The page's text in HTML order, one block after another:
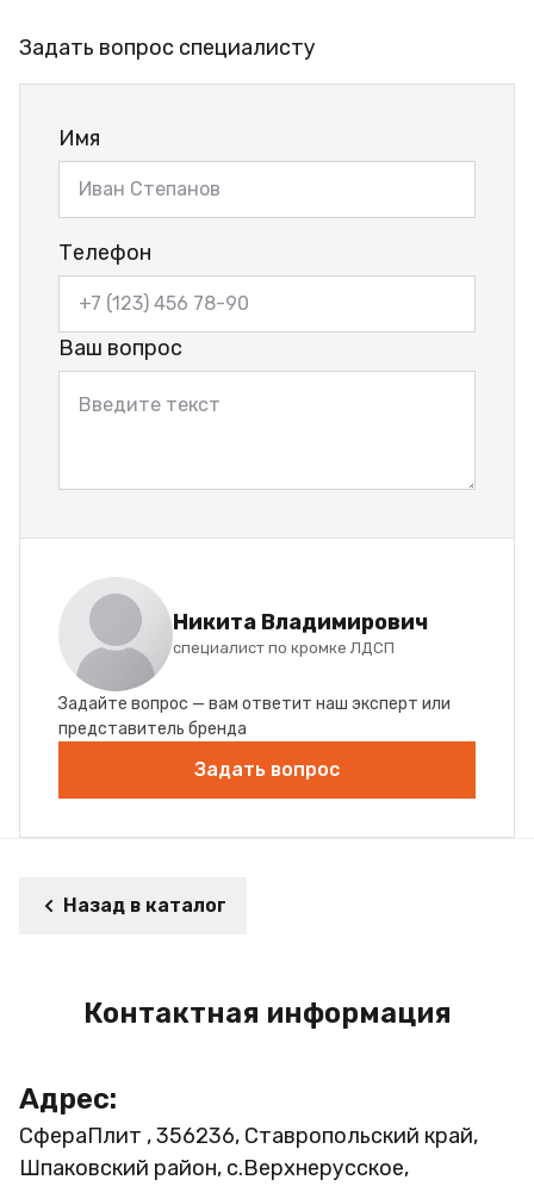
Задать вопрос специалисту
Имя
Телефон
Ваш вопрос
Никита Владимирович
специалист по кромке ЛДСП
Задайте вопрос — вам ответит наш эксперт или
представитель бренда
Задать вопрос
Назад в каталог
Контактная информация
Адрес:
СфераПлит , 356236, Ставропольский край,
Шпаковский район, с.Верхнерусское,